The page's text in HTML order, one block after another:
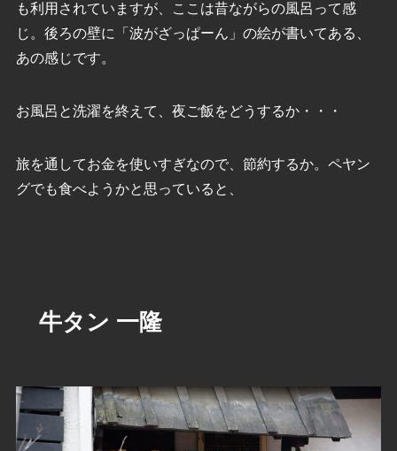
も利用されていますが、ここは昔ながらの風呂って感
じ。後ろの壁に「波がざっぱーん」の絵が書いてある、
あの感じです。
お風呂と洗濯を終えて、夜ご飯をどうするか・・・
旅を通してお金を使いすぎなので、節約するか。ペヤン
グでも食べようかと思っていると、
牛タン 一隆